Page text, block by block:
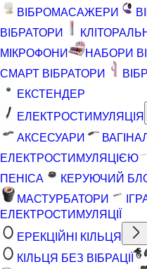
ВІБРОМАСАЖЕРИ
ВІБРАТОРИ
МІКРОФОНИ
НАБОРИ
СМАРТ ВІБРАТОРИ
ЕКСТЕНДЕР
ЕЛЕКТРОСТИМУЛЯЦІЯ
АКСЕСУАРИ
ЕЛЕКТРОСТИМУЛЯЦІЄЮ
ПЕНІСА
КЕРУЮЧИЙ
МАСТУРБАТОРИ
ЕЛЕКТРОСТИМУЛЯЦІЇ
ЕРЕКЦІЙНІ КІЛЬЦЯ
КІЛЬЦЯ БЕЗ ВІБРАЦІЇ